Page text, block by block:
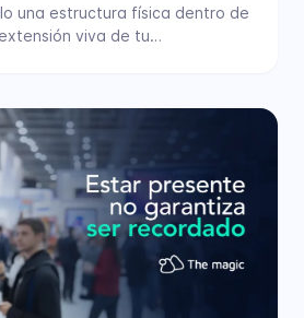
una estructura física dentro de
viva de tu…